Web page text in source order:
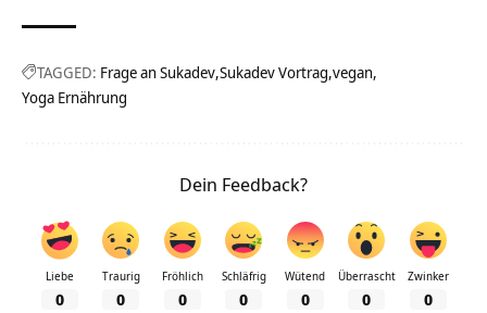
TAGGED: Frage an Sukadev Sukadev Vortrag vegan
Yoga Ernährung
Dein Feedback?
Liebe
0
Traurig
0
Fröhlich
0
Schläfrig
0
Wütend
0
Überrascht
0
Zwinker
0